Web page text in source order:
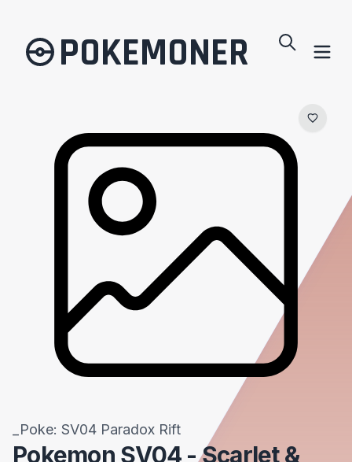
POKEMONER
_Poke: SV04 Paradox Rift
Pokemon SV04 - Scarlet &